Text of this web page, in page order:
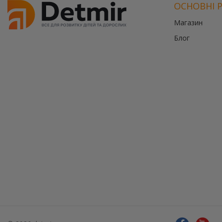
ОСНОВНІ
Магазин
Блог